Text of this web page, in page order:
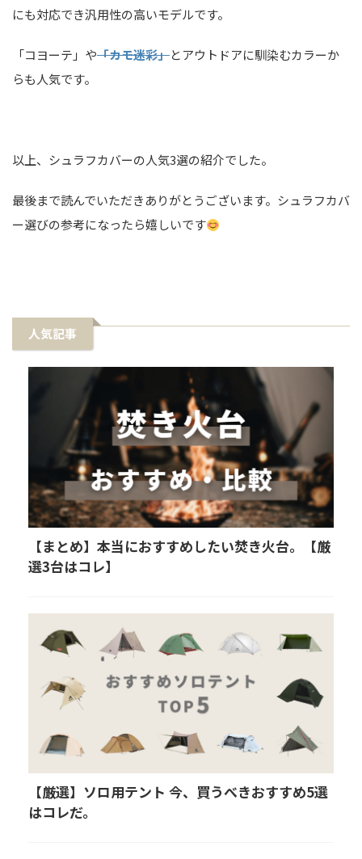
にも対応でき汎用性の高いモデルです。
「コヨーテ」や「カモ迷彩」とアウトドアに馴染むカラーか
らも人気です。
以上、シュラフカバーの人気3選の紹介でした。
最後まで読んでいただきありがとうございます。シュラフカバ
ー選びの参考になったら嬉しいです
人気記事
【まとめ】本当におすすめしたい焚き火台。【厳
選3台はコレ】
【厳選】ソロ用テント 今、買うべきおすすめ5選
はコレだ。